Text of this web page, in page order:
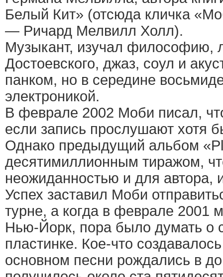
Белый Кит» (отсюда кличка
— Ричард Мелвилл Холл).
Музыкант, изучал философию,
Достоевского, джаз, соул и
панком, но в середине
электроникой.
В феврале 2002 Моби писал,
если запись прослушают хотя
Однако предыдущий альбом
десятимиллионным тиражом,
неожиданностью и для автора,
Успех заставил Моби
турне, а когда в феврале 2001
Нью-Йорк, пора было думать о
пластинке. Кое-что
основном песни рождались в